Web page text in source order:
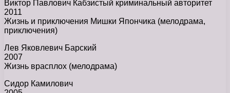
Виктор Павлович Кабзистый криминальный авторитет
2011
Жизнь и приключения Мишки Япончика (мелодрама,
приключения)
Лев Яковлевич Барский
2007
Жизнь врасплох (мелодрама)
Сидор Камилович